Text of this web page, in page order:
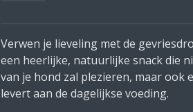
Verwen je lieveling met de
een heerlijke, natuurlijke snack die
van je hond zal plezieren, maar ook
levert aan de dagelijkse voeding.